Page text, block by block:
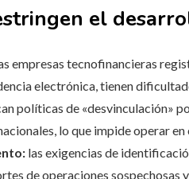
el
empresas tecnofinancieras
electrónica, tienen
políticas de «desvinculación»
lo que impide operar
las exigencias de
de operaciones sospechosas